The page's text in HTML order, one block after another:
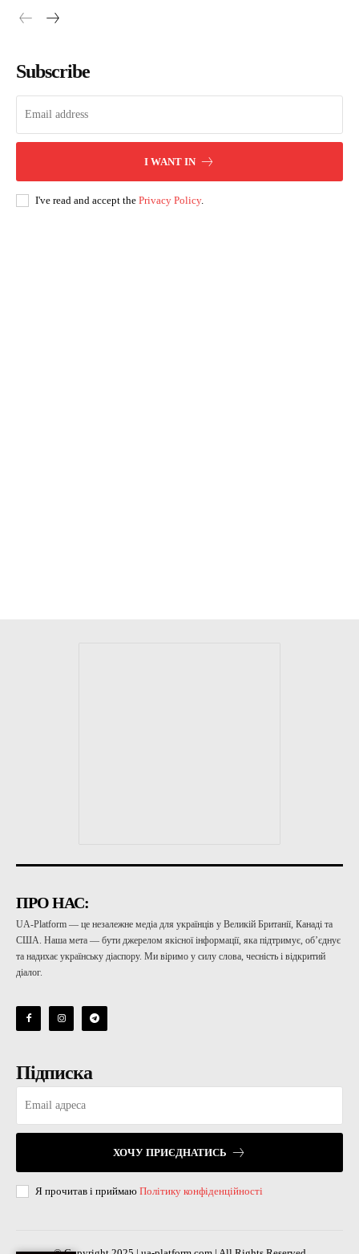
Subscribe
I WANT IN
I've read and accept the Privacy Policy.
ПРО НАС:
UA-Platform — це незалежне медіа для українців у Великій Британії, Канаді та
США. Наша мета — бути джерелом якісної інформації, яка підтримує, об’єднує
та надихає українську діаспору. Ми віримо у силу слова, чесність і відкритий
діалог.
Підписка
ХОЧУ ПРИЄДНАТИСЬ
Я прочитав і приймаю Політику конфіденційності